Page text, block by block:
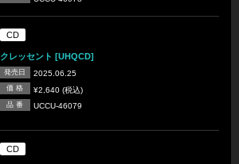
CD
クレッセント [UHQCD]
発売日 2025.06.25
価 格 ¥2,640 (税込)
品 番 UCCU-46079
CD